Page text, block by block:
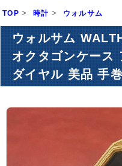
買いたい
サポート
新着リスト
TOP > 時計 > ウォルサム
ウォルサム
オクタゴンケース
ダイヤル 美品 手